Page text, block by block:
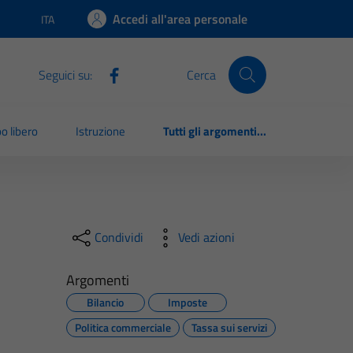
Lingua attiva:
ITA Accedi all'area personale
Seguici su: Cerca
libero Istruzione Tutti gli argomenti...
Condividi Vedi azioni
Argomenti
Bilancio
Imposte
Politica commerciale
Tassa sui servizi